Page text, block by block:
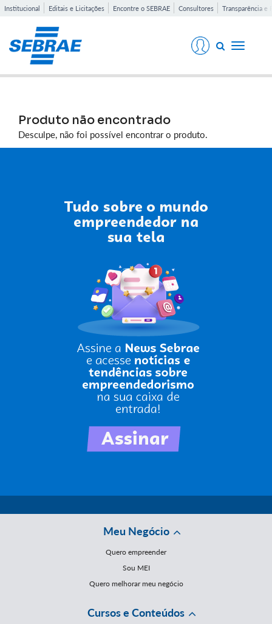
Institucional Editais e Licitações Encontre o SEBRAE Consultores Transparência e
Toggle
Produto não encontrado
Desculpe, não foi possível encontrar o produto.
Meu Negócio
Quero empreender
Sou MEI
Quero melhorar meu negócio
Cursos e Conteúdos